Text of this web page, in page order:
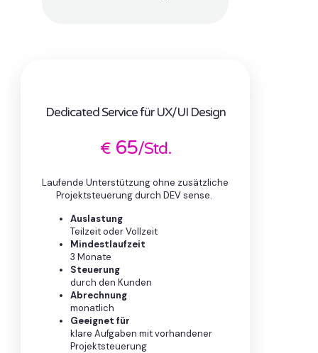
Dedicated Service für UX/UI Design
€65/Std.
Laufende Unterstützung ohne zusätzliche
Projektsteuerung durch DEV sense.
Auslastung
Teilzeit oder Vollzeit
Mindestlaufzeit
3 Monate
Steuerung
durch den Kunden
Abrechnung
monatlich
Geeignet für
klare Aufgaben mit vorhandener
Projektsteuerung